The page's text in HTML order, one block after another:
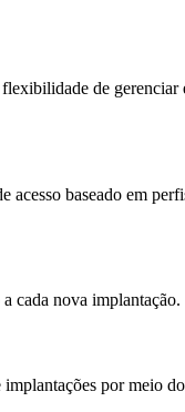
de gerenciar
baseado em
cada nova implantação.
por meio